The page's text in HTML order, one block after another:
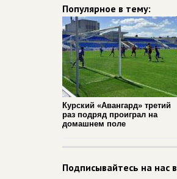
Популярное в тему:
Курский «Авангард» третий
раз подряд проиграл на
домашнем поле
Подписывайтесь на нас в